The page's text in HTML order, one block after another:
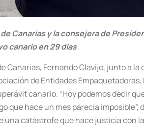
Canarias y la consejera de
canario en 29 días
Canarias, Fernando Clavijo, junto a
de Entidades
canario. “Hoy podemos decir
que hace un mes parecía
una catástrofe que hace justicia con